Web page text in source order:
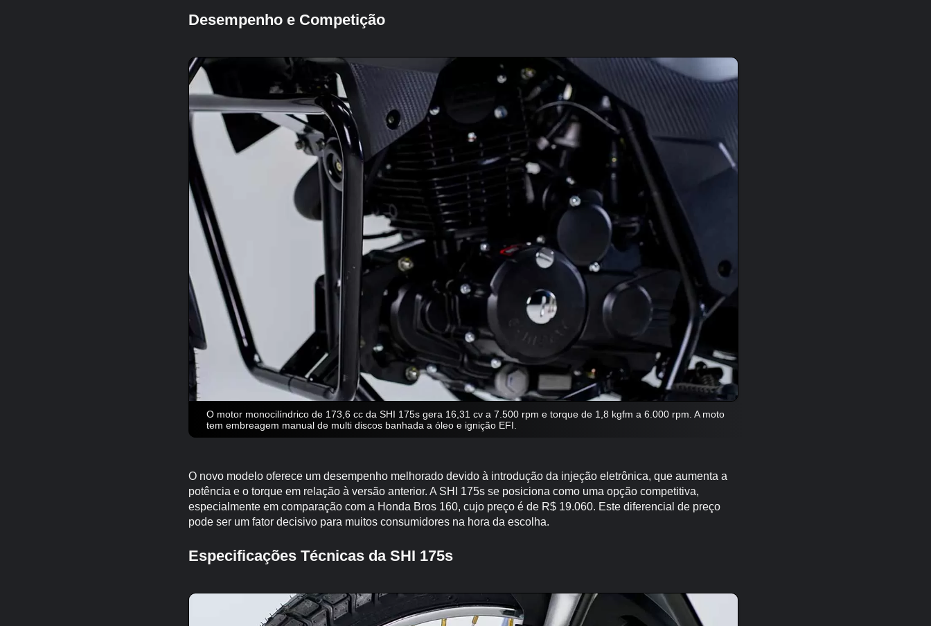
Desempenho e Competição
O motor monocilíndrico de 173,6 cc da SHI 175s gera 16,31 cv a 7.500 rpm e torque de 1,8 kgfm a 6.000 rpm. A moto
tem embreagem manual de multi discos banhada a óleo e ignição EFI.
O novo modelo oferece um desempenho melhorado devido à introdução da injeção eletrônica, que aumenta a
potência e o torque em relação à versão anterior. A SHI 175s se posiciona como uma opção competitiva,
especialmente em comparação com a Honda Bros 160, cujo preço é de R$ 19.060. Este diferencial de preço
pode ser um fator decisivo para muitos consumidores na hora da escolha.
Especificações Técnicas da SHI 175s